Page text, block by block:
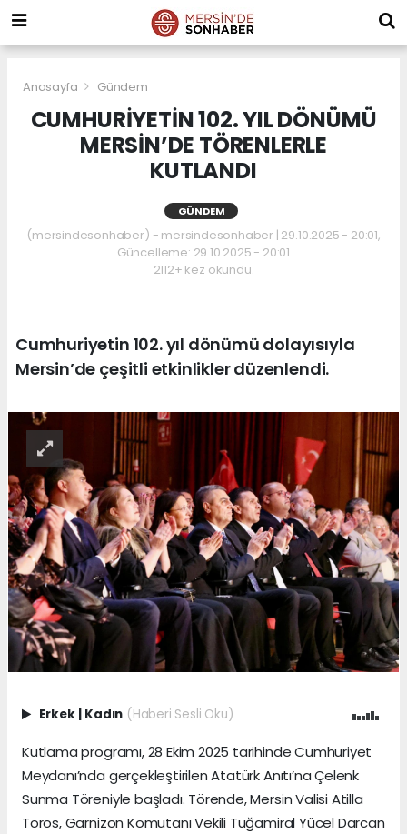
Anasayfa Gündem
CUMHURİYETİN 102. YIL DÖNÜMÜ
MERSİN’DE TÖRENLERLE
KUTLANDI
GÜNDEM
(mersindesonhaber) - mersindesonhaber | 29.10.2025 - 20:01,
Güncelleme: 29.10.2025 - 20:01
2112+ kez okundu.
Cumhuriyetin 102. yıl dönümü dolayısıyla
Mersin’de çeşitli etkinlikler düzenlendi.
Erkek Kadın (Haberi Sesli Oku)
Kutlama programı, 28 Ekim 2025 tarihinde Cumhuriyet
Meydanı’nda gerçekleştirilen Atatürk Anıtı’na Çelenk
Sunma Töreniyle başladı. Törende, Mersin Valisi Atilla
Toros, Garnizon Komutanı Vekili Tuğamiral Yücel Darcan